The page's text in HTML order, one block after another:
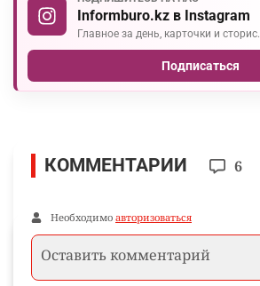
Informburo.kz в Instagram
Главное за день, карточки и сторис.
Подписаться
КОММЕНТАРИИ 6
Необходимо авторизоваться